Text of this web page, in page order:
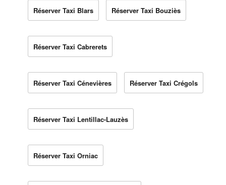
Réserver Taxi Blars Réserver Taxi Bouziès
Réserver Taxi Cabrerets
Réserver Taxi Cénevières Réserver Taxi Crégols
Réserver Taxi Lentillac-Lauzès
Réserver Taxi Orniac